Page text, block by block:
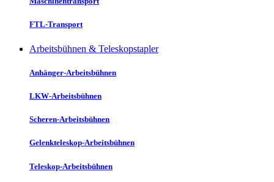
FTL-Transport
Arbeitsbühnen & Teleskopstapler
Anhänger-Arbeitsbühnen
LKW-Arbeitsbühnen
Scheren-Arbeitsbühnen
Gelenkteleskop-Arbeitsbühnen
Teleskop-Arbeitsbühnen